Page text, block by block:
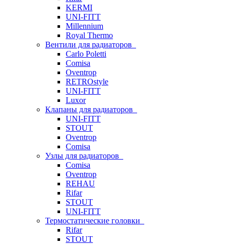
KERMI
UNI-FITT
Millennium
Royal Thermo
Вентили для радиаторов
Carlo Poletti
Comisa
Oventrop
RETROstyle
UNI-FITT
Luxor
Клапаны для радиаторов
UNI-FITT
STOUT
Oventrop
Comisa
Узлы для радиаторов
Comisa
Oventrop
REHAU
Rifar
STOUT
UNI-FITT
Термостатические головки
Rifar
STOUT